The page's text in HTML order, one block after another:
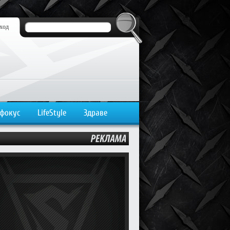
LifeStyle Здраве